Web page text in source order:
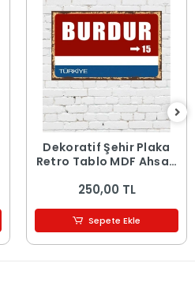
Dekoratif Şehir Plaka
Retro Tablo MDF Ahşap
250,00 TL
Sepete Ekle